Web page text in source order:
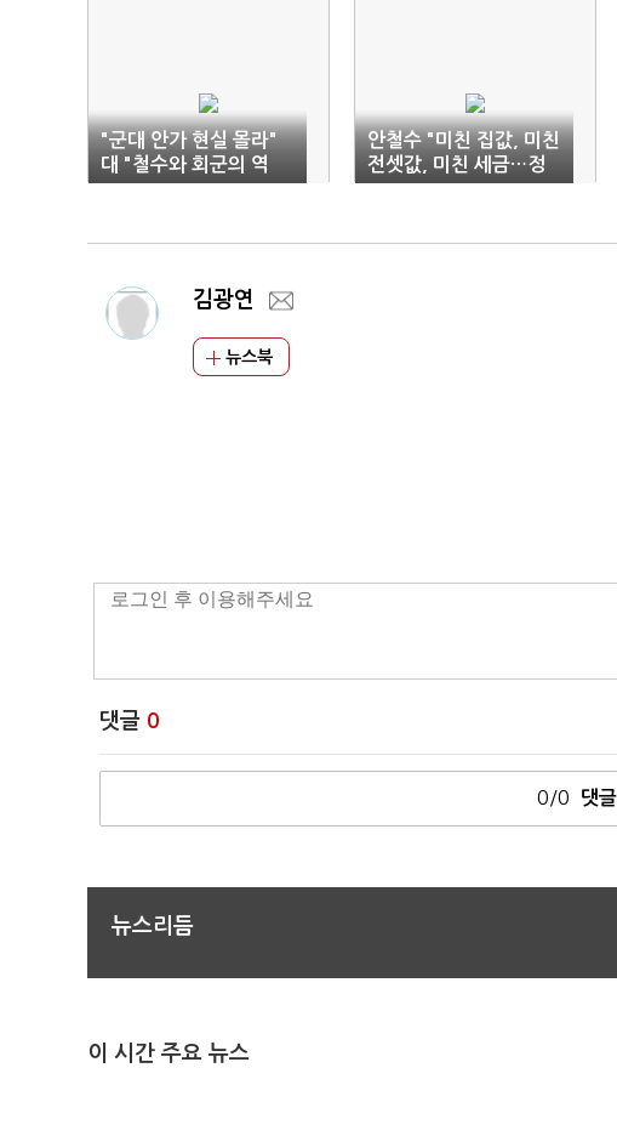
"군대 안가 현실 몰라"
대 "철수와 회군의 역
사"
안철수 "미친 집값, 미친
전셋값, 미친 세금…정
부 실패"
김광연
뉴스북
댓글 0
0/0 댓
뉴스리듬
이 시간 주요 뉴스